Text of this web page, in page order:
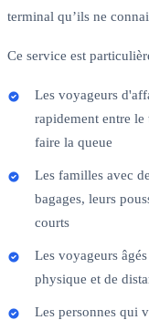
terminal qu’ils ne
Ce service est
Les voyageurs
rapidement entre
faire la queue
Les familles avec
bagages, leurs
courts
Les voyageurs
physique et de
Les personnes qui